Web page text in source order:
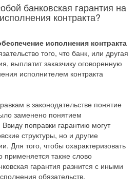
банковская гарантия на
контракта?
исполнения контракта
того, что банк, или другая
выплатит заказчику оговоренную
исполнителем контракта
в законодательстве понятие
заменено понятием
поправки гарантию могут
структуры, но и другие
Для того, чтобы охарактеризовать
применяется также слово
гарантия разнится с иными
обязательств.